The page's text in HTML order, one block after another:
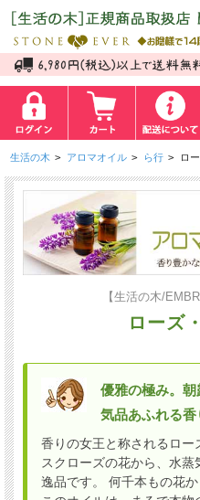
生活の木 > アロマオイル > ら行 > ロ
【生活の木/
ローズ
優雅の極み。朝
気品あふれる香
香りの女王と称されるロー
スクローズの花から、水
逸品です。 何千本もの花